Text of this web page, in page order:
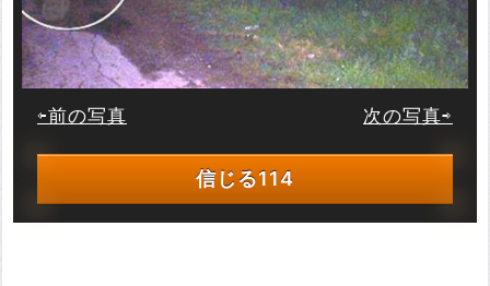
⇦前の写真 次の写真⇨
信じる114